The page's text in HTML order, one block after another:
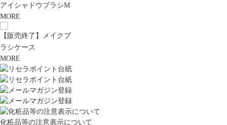
アイシャドウブラシM
MORE
【販売終了】メイクブ
ラシケース
MORE
化粧品等の注意表示について